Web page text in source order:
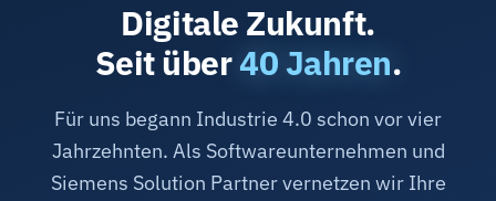
Digitale Zukunft.
Seit über40 Jahren.
Für uns begann Industrie 4.0 schon vor vier
Jahrzehnten. Als Softwareunternehmen und
Siemens Solution Partner vernetzen wir Ihre